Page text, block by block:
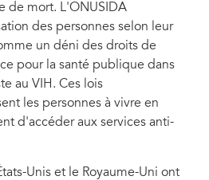
de mort. L'ONUSIDA
des personnes selon leur
un déni des droits de
pour la santé publique dans
au VIH. Ces lois
les personnes à vivre en
d'accéder aux services anti-
Unis et le Royaume-Uni ont